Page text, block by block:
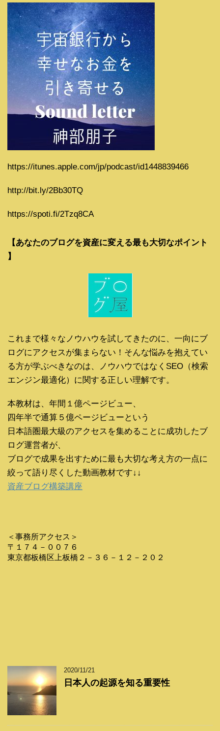
https://itunes.apple.com/jp/podcast/id1448839466
http://bit.ly/2Bb30TQ
https://spoti.fi/2Tzq8CA
【あなたのブログを資産に変える最も大切なポイント
】
これまで様々なノウハウを試してきたのに、一向にブ
ログにアクセスが集まらない！そんな悩みを抱えてい
る方が学ぶべきなのは、ノウハウではなくSEO（検索
エンジン最適化）に関する正しい理解です。
本教材は、年間１億ページビュー、
四年半で通算５億ページビューという
日本語圏最大級のアクセスを集めることに成功したブ
ログ運営者が、
ブログで成果を出すために最も大切な考え方の一点に
絞って語り尽くした動画教材です↓↓
資産ブログ構築講座
＜事務所アクセス＞
〒１７４－００７６
東京都板橋区上板橋２－３６－１２－２０２
2020/11/21
日本人の起源を知る重要性